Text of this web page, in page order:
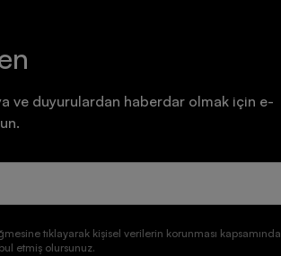
ve duyurulardan haberdar olmak için e-
tıklayarak kişisel verilerin korunması kapsamında
etmiş olursunuz.